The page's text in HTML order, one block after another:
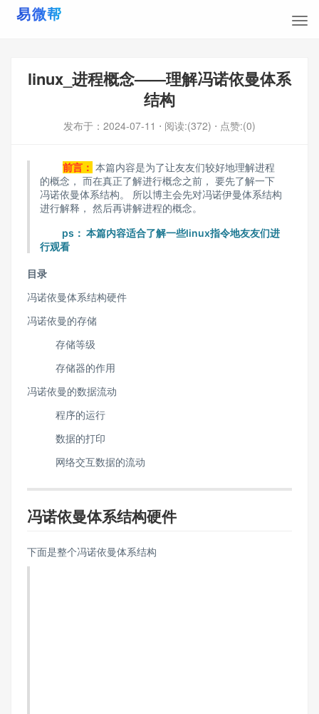
linux_进程概念——理解冯诺依曼体系
结构
发布于： 2024-07-11 ⋅ 阅读:(372) ⋅ 点赞:(0)
前言： 本篇内容是为了让友友们较好地理解进程
的概念， 而在真正了解进行概念之前， 要先了解一下
冯诺依曼体系结构。 所以博主会先对冯诺伊曼体系结构
进行解释， 然后再讲解进程的概念。
ps： 本篇内容适合了解一些linux指令地友友们进
行观看
目录
冯诺依曼体系结构硬件
冯诺依曼的存储
存储等级
存储器的作用
冯诺依曼的数据流动
程序的运行
数据的打印
网络交互数据的流动
冯诺依曼体系结构硬件
下面是整个冯诺依曼体系结构